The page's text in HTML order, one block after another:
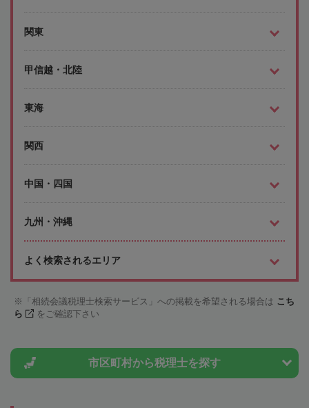
関東
甲信越・北陸
東海
関西
中国・四国
九州・沖縄
よく検索されるエリア
「相続会議税理士検索サービス」への掲載を希望される場合は こち
ら
をご確認下さい
市区町村から税理士を探す